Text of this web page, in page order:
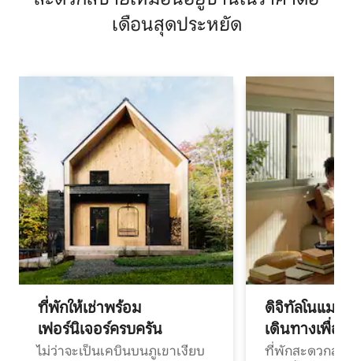
เดือนสุดประหยัด
ที่พักให้เช่าพร้อม
เฟอร์นิเจอร์ครบครัน
ไม่ว่าจะเป็นเคบินบนภูเขาเงียบ
ดิจิทัลโนแมด
เดินทางเพื่อ
ที่พักสะดวกสบ